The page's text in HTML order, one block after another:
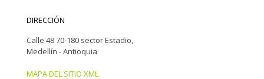
DIRECCIÓN
Calle 48 70-180 sector Estadio,
Medellín - Antioquia
MAPA DEL SITIO XML